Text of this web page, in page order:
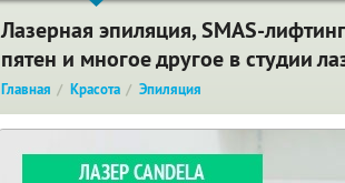
Лазерная эпиляция, SMAS-
пятен и многое другое в студии
Главная Красота Эпиляция